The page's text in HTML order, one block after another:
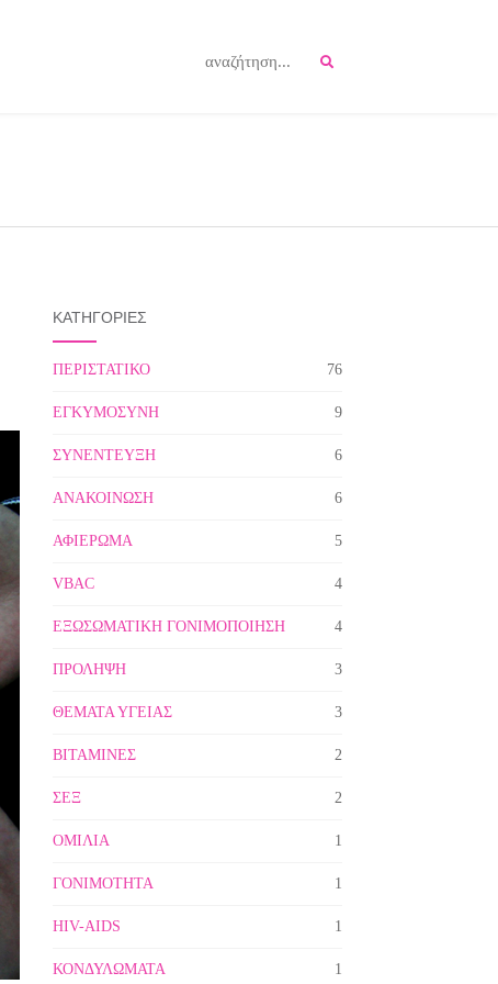
ΚΑΤΗΓΟΡΙΕΣ
ΠΕΡΙΣΤΑΤΙΚΟ 76
ΕΓΚΥΜΟΣΥΝΗ 9
ΣΥΝΕΝΤΕΥΞΗ 6
ΑΝΑΚΟΙΝΩΣΗ 6
ΑΦΙΕΡΩΜΑ 5
VBAC 4
ΕΞΩΣΩΜΑΤΙΚΗ ΓΟΝΙΜΟΠΟΙΗΣΗ 4
ΠΡΟΛΗΨΗ 3
ΘΕΜΑΤΑ ΥΓΕΙΑΣ 3
ΒΙΤΑΜΙΝΕΣ 2
ΣΕΞ 2
ΟΜΙΛΙΑ 1
ΓΟΝΙΜΟΤΗΤΑ 1
HIV-AIDS 1
ΚΟΝΔΥΛΩΜΑΤΑ 1